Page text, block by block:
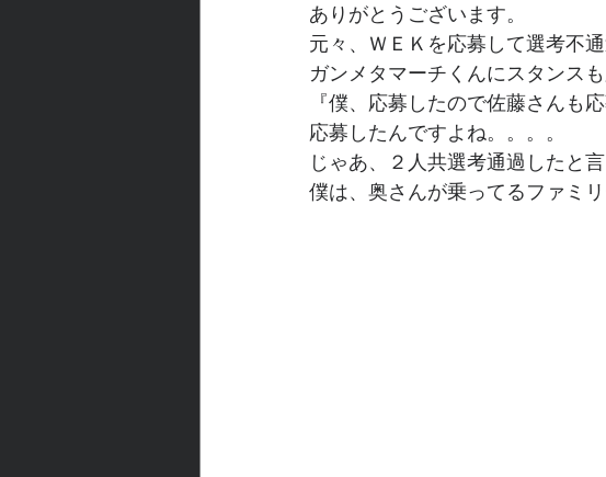
ありがとうございます。
元々、ＷＥＫを応募して選考不
ガンメタマーチくんにスタンス
『僕、応募したので佐藤さんも
応募したんですよね。。。。
じゃあ、２人共選考通過したと言
僕は、奥さんが乗ってるファミ